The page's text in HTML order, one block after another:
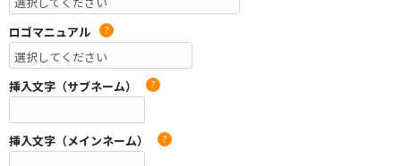
ロゴマニュアル ?
挿入文字（サブネーム） ?
挿入文字（メインネーム） ?